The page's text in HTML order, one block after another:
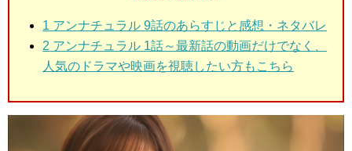
1 アンナチュラル 9話のあらすじと感想・ネタバレ
2 アンナチュラル 1話～最新話の動画だけでなく、
人気のドラマや映画を視聴したい方もこちら